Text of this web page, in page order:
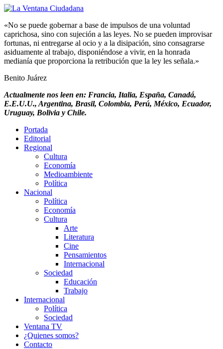
«No se puede gobernar a base de impulsos de una voluntad
caprichosa, sino con sujeción a las leyes. No se pueden improvisar
fortunas, ni entregarse al ocio y a la disipación, sino consagrarse
asiduamente al trabajo, disponiéndose a vivir, en la honrada
medianía que proporciona la retribución que la ley les señala.»
Benito Juárez
Actualmente nos leen en: Francia, Italia, España, Canadá,
E.E.U.U., Argentina, Brasil, Colombia, Perú, México, Ecuador,
Uruguay, Bolivia y Chile.
Portada
Editorial
Regional
Cultura
Economía
Medioambiente
Política
Nacional
Política
Economía
Cultura
Arte
Literatura
Cine
Pensamientos
Internacional
Sociedad
Educación
Trabajo
Internacional
Política
Sociedad
Ventana TV
¿Quienes somos?
Contacto